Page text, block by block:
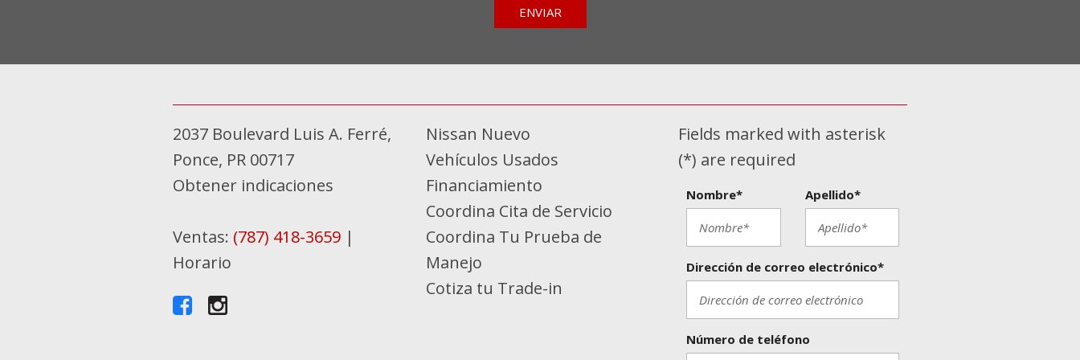
ENVIAR
2037 Boulevard Luis A. Ferré,
Ponce, PR 00717
Obtener indicaciones
Ventas: (787) 418-3659 |
Horario
Nissan Nuevo
Vehículos Usados
Financiamiento
Coordina Cita de Servicio
Coordina Tu Prueba de
Manejo
Cotiza tu Trade-in
Fields marked with asterisk
(*) are required
Nombre* Apellido*
Dirección de correo electrónico*
Número de teléfono